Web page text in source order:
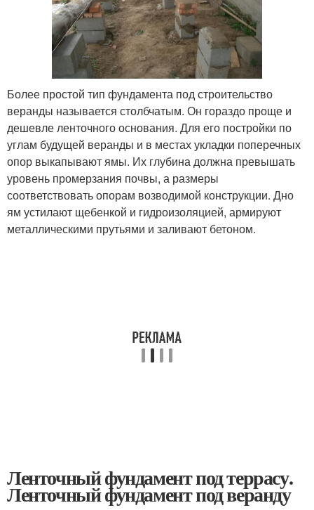
Более простой тип фундамента под строительство
веранды называется столбчатым. Он гораздо проще и
дешевле ленточного основания. Для его постройки по
углам будущей веранды и в местах укладки поперечных
опор выкапывают ямы. Их глубина должна превышать
уровень промерзания почвы, а размеры
соответствовать опорам возводимой конструкции. Дно
ям устилают щебенкой и гидроизоляцией, армируют
металлическими прутьями и заливают бетоном.
Ленточный фундамент под террасу.
Ленточный фундамент под веранду